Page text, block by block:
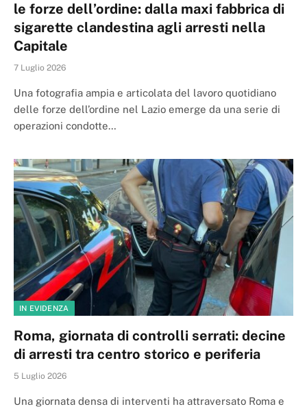
le forze dell’ordine: dalla maxi fabbrica di
sigarette clandestina agli arresti nella
Capitale
7 Luglio 2026
Una fotografia ampia e articolata del lavoro quotidiano
delle forze dell’ordine nel Lazio emerge da una serie di
operazioni condotte…
IN EVIDENZA
Roma, giornata di controlli serrati: decine
di arresti tra centro storico e periferia
5 Luglio 2026
Una giornata densa di interventi ha attraversato Roma e